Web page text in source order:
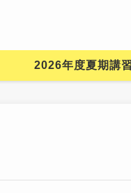
2026年度夏期講